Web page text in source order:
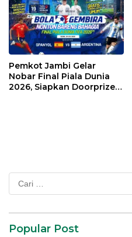
Pemkot Jambi Gelar
Nobar Final Piala Dunia
2026, Siapkan Doorprize
Cari
untuk:
Popular Post